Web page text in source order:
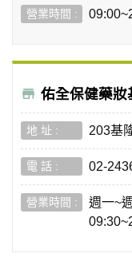
佑全保健藥妝
203基
02-
週一~